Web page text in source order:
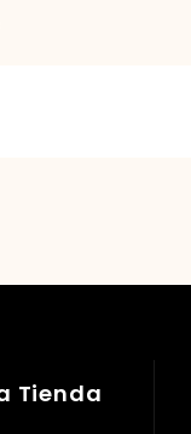
Tienda